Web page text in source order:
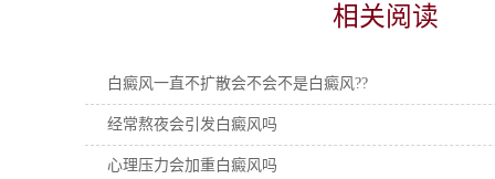
相关阅读
白癜风一直不扩散会不会不是白癜风??
经常熬夜会引发白癜风吗
心理压力会加重白癜风吗